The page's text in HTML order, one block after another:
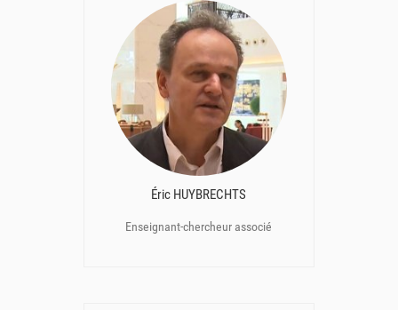
Éric HUYBRECHTS
Enseignant-chercheur associé